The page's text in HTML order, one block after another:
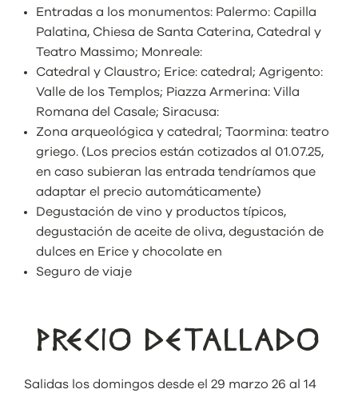
Entradas a los monumentos: Palermo: Capilla
Palatina, Chiesa de Santa Caterina, Catedral y
Teatro Massimo; Monreale:
Catedral y Claustro; Erice: catedral; Agrigento:
Valle de los Templos; Piazza Armerina: Villa
Romana del Casale; Siracusa:
Zona arqueológica y catedral; Taormina: teatro
griego. (Los precios están cotizados al 01.07.25,
en caso subieran las entrada tendríamos que
adaptar el precio automáticamente)
Degustación de vino y productos típicos,
degustación de aceite de oliva, degustación de
dulces en Erice y chocolate en
Seguro de viaje
PRECIO DETALLADO
Salidas los domingos desde el 29 marzo 26 al 14